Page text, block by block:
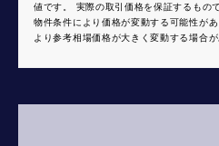
値です。 実際の取引価格を保証するもの
物件条件により価格が変動する可能性が
より参考相場価格が大きく変動する場合